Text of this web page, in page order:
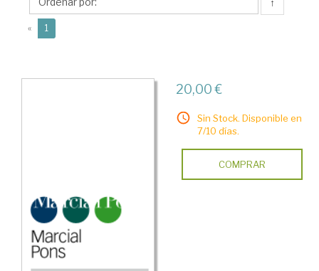
« 1
20,00 €
Sin Stock. Disponible en
7/10 días.
COMPRAR